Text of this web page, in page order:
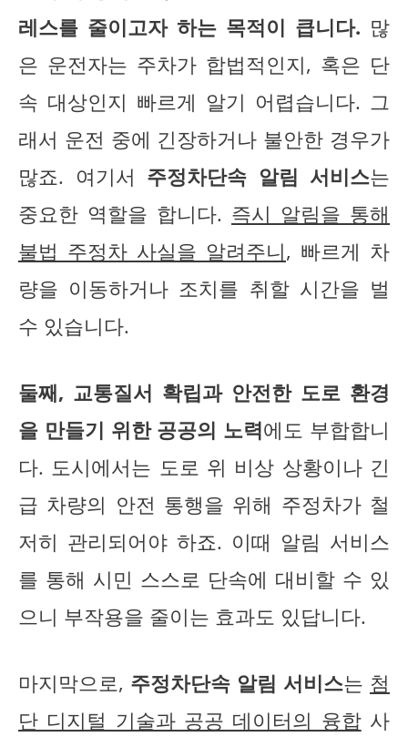
레스를 줄이고자 하는 목적이 큽니다. 많
은 운전자는 주차가 합법적인지, 혹은 단
속 대상인지 빠르게 알기 어렵습니다. 그
래서 운전 중에 긴장하거나 불안한 경우가
많죠. 여기서 주정차단속 알림 서비스는
중요한 역할을 합니다. 즉시 알림을 통해
불법 주정차 사실을 알려주니, 빠르게 차
량을 이동하거나 조치를 취할 시간을 벌
수 있습니다.
둘째, 교통질서 확립과 안전한 도로 환경
을 만들기 위한 공공의 노력에도 부합합니
다. 도시에서는 도로 위 비상 상황이나 긴
급 차량의 안전 통행을 위해 주정차가 철
저히 관리되어야 하죠. 이때 알림 서비스
를 통해 시민 스스로 단속에 대비할 수 있
으니 부작용을 줄이는 효과도 있답니다.
마지막으로, 주정차단속 알림 서비스는 첨
단 디지털 기술과 공공 데이터의 융합사